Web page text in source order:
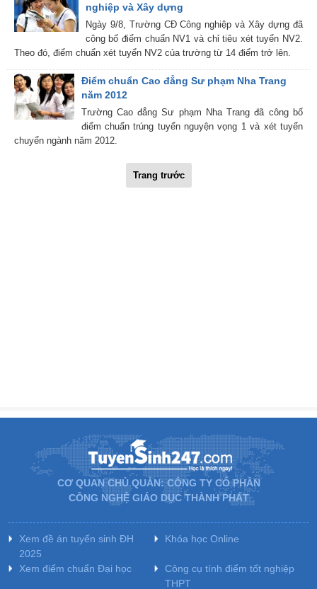
nghiệp và Xây dựng
Ngày 9/8, Trường CĐ Công nghiệp và Xây dựng đã
công bố điểm chuẩn NV1 và chỉ tiêu xét tuyển NV2.
Theo đó, điểm chuẩn xét tuyển NV2 của trường từ 14 điểm trở lên.
Điểm chuẩn Cao đẳng Sư phạm Nha Trang
năm 2012
Trường Cao đẳng Sư phạm Nha Trang đã công bố
điểm chuẩn trúng tuyển nguyện vọng 1 và xét tuyển
chuyển ngành năm 2012.
Trang trước
CƠ QUAN CHỦ QUẢN: CÔNG TY CỔ PHẦN
CÔNG NGHỆ GIÁO DỤC THÀNH PHÁT
Xem đề án tuyển sinh ĐH
2025
Khóa học Online
Xem điểm chuẩn Đại học
Công cụ tính điểm tốt nghiệp
THPT